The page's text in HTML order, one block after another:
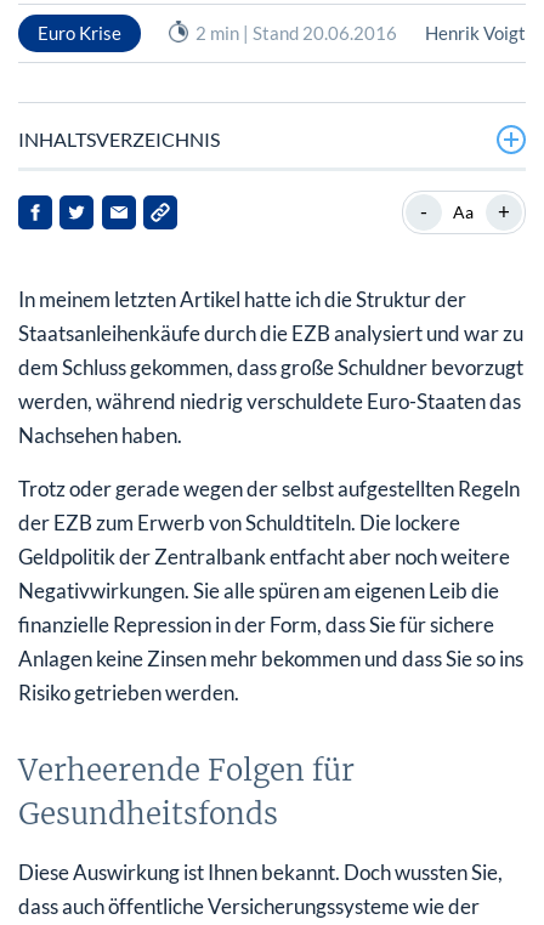
Euro Krise 2 min | Stand 20.06.2016 Henrik Voigt
INHALTSVERZEICHNIS
Verheerende Folgen für Gesundheitsfonds
Es gäbe eine Alternative, aber…
- Aa +
In meinem letzten Artikel hatte ich die Struktur der
Staatsanleihenkäufe durch die EZB analysiert und war zu
dem Schluss gekommen, dass große Schuldner bevorzugt
werden, während niedrig verschuldete Euro-Staaten das
Nachsehen haben.
Trotz oder gerade wegen der selbst aufgestellten Regeln
der EZB zum Erwerb von Schuldtiteln. Die lockere
Geldpolitik der Zentralbank entfacht aber noch weitere
Negativwirkungen. Sie alle spüren am eigenen Leib die
finanzielle Repression in der Form, dass Sie für sichere
Anlagen keine Zinsen mehr bekommen und dass Sie so ins
Risiko getrieben werden.
Verheerende Folgen für
Gesundheitsfonds
Diese Auswirkung ist Ihnen bekannt. Doch wussten Sie,
dass auch öffentliche Versicherungssysteme wie der